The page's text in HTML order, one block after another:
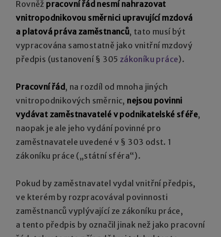
Rovněž pracovní řád nesmí nahrazovat
vnitropodnikovou směrnici upravující mzdová
a platová práva zaměstnanců, tato musí být
vypracována samostatně jako vnitřní mzdový
předpis (ustanovení § 305 zákoníku práce).
Pracovní řád, na rozdíl od mnoha jiných
vnitropodnikových směrnic, nejsou povinni
vydávat zaměstnavatelé v podnikatelské sféře,
naopak je ale jeho vydání povinné pro
zaměstnavatele uvedené v § 303 odst. 1
zákoníku práce („státní sféra“).
Pokud by zaměstnavatel vydal vnitřní předpis,
ve kterém by rozpracovával povinnosti
zaměstnanců vyplývající ze zákoníku práce,
a tento předpis by označil jinak než jako pracovní